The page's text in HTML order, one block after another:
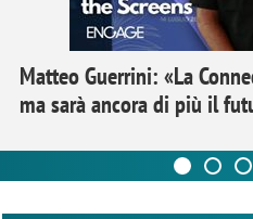
Matteo Guerrini: «La
ma sarà ancora di più il